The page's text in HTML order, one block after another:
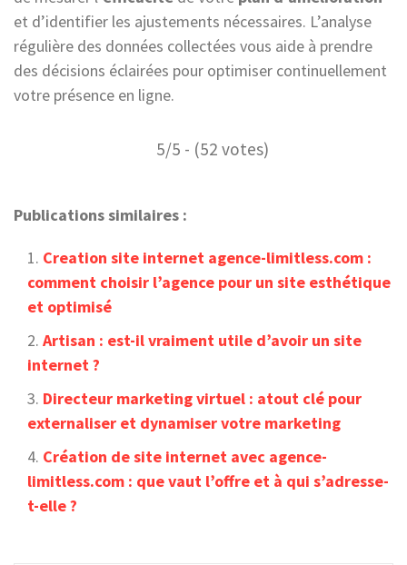
et d’identifier les ajustements nécessaires. L’analyse
régulière des données collectées vous aide à prendre
des décisions éclairées pour optimiser continuellement
votre présence en ligne.
5/5 - (52 votes)
Publications similaires :
Creation site internet agence-limitless.com :
comment choisir l’agence pour un site esthétique
et optimisé
Artisan : est-il vraiment utile d’avoir un site
internet ?
Directeur marketing virtuel : atout clé pour
externaliser et dynamiser votre marketing
Création de site internet avec agence-
limitless.com : que vaut l’offre et à qui s’adresse-
t-elle ?